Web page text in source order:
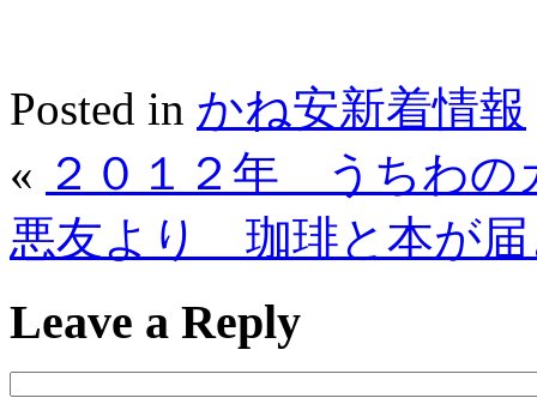
Posted in かね安新着情報
« ２０１２年 うちわの
悪友より 珈琲と本が届
Leave a Reply